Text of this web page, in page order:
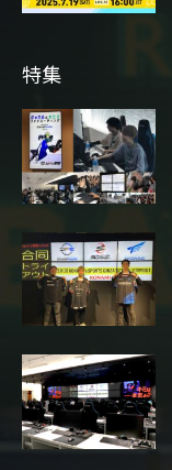
特集